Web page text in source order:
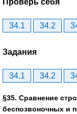
34.1 34.2
Задания
34.1 34.2
§35. Сравнение
беспозвоночных и